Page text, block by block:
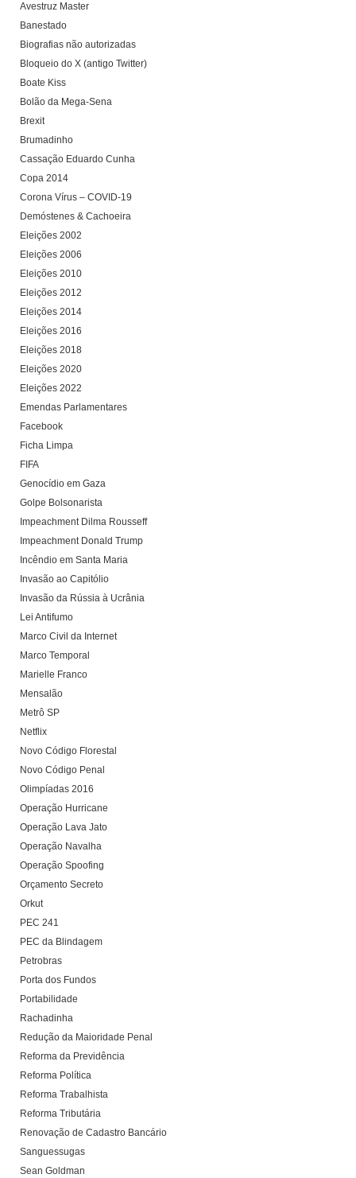
Avestruz Master
Banestado
Biografias não autorizadas
Bloqueio do X (antigo Twitter)
Boate Kiss
Bolão da Mega-Sena
Brexit
Brumadinho
Cassação Eduardo Cunha
Copa 2014
Corona Vírus – COVID-19
Demóstenes & Cachoeira
Eleições 2002
Eleições 2006
Eleições 2010
Eleições 2012
Eleições 2014
Eleições 2016
Eleições 2018
Eleições 2020
Eleições 2022
Emendas Parlamentares
Facebook
Ficha Limpa
FIFA
Genocídio em Gaza
Golpe Bolsonarista
Impeachment Dilma Rousseff
Impeachment Donald Trump
Incêndio em Santa Maria
Invasão ao Capitólio
Invasão da Rússia à Ucrânia
Lei Antifumo
Marco Civil da Internet
Marco Temporal
Marielle Franco
Mensalão
Metrô SP
Netflix
Novo Código Florestal
Novo Código Penal
Olimpíadas 2016
Operação Hurricane
Operação Lava Jato
Operação Navalha
Operação Spoofing
Orçamento Secreto
Orkut
PEC 241
PEC da Blindagem
Petrobras
Porta dos Fundos
Portabilidade
Rachadinha
Redução da Maioridade Penal
Reforma da Previdência
Reforma Política
Reforma Trabalhista
Reforma Tributária
Renovação de Cadastro Bancário
Sanguessugas
Sean Goldman